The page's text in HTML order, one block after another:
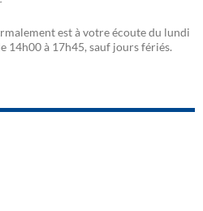
est à votre écoute du lundi
14h00 à 17h45, sauf jours fériés.